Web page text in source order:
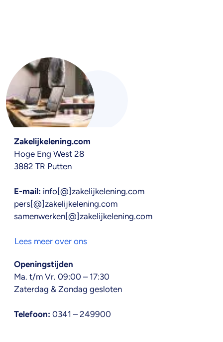
Zakelijkelening.com
Hoge Eng West 28
3882 TR Putten
E-mail: info[@]zakelijkelening.com
pers[@]zakelijkelening.com
samenwerken[@]zakelijkelening.com
Lees meer over ons
Openingstijden
Ma. t/m Vr. 09:00 – 17:30
Zaterdag & Zondag gesloten
Telefoon: 0341 – 249900